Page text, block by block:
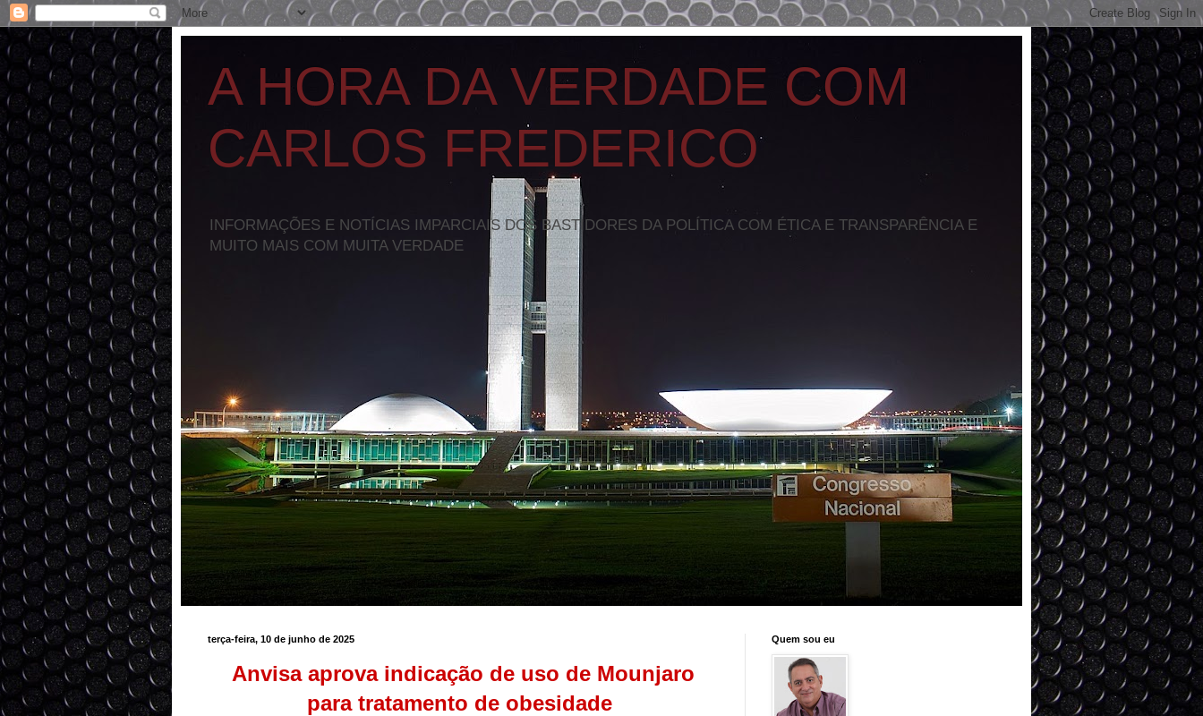
A HORA DA VERDADE COM
CARLOS FREDERICO
INFORMAÇÕES E NOTÍCIAS IMPARCIAIS DOS BASTIDORES DA POLÍTICA COM ÉTICA E TRANSPARÊNCIA E
MUITO MAIS COM MUITA VERDADE
terça-feira, 10 de junho de 2025
Anvisa aprova indicação de uso de Mounjaro
para tratamento de obesidade
Quem sou eu